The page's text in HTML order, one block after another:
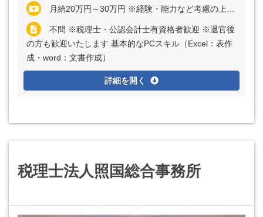
月給20万円～30万円 ※経験・能力など考慮の上、決定いたします ※残業代は全額支給
不問 ※税理士・公認会計士有資格者歓迎 ※退官後
の方も歓迎いたします 基本的なPCスキル（Excel：表作
成・word：文書作成）
詳細を開く
税理士法人照国総合事務所